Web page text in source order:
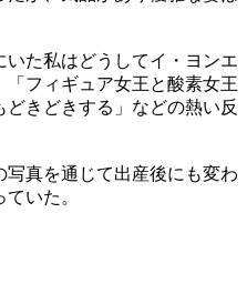
た私はどうしてイ・ヨンエ
フィギュア女王と酸素女王
きどきする」などの熱い反
真を通じて出産後にも変わ
いた。